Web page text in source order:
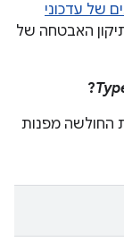
של עדכוני
האבטחה של
?
החולשה מפנות